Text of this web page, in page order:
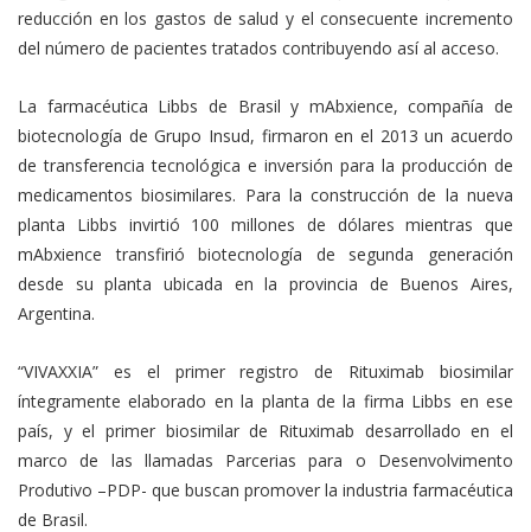
reducción en los gastos de salud y el consecuente incremento
del número de pacientes tratados contribuyendo así al acceso.
La farmacéutica Libbs de Brasil y mAbxience, compañía de
biotecnología de Grupo Insud, firmaron en el 2013 un acuerdo
de transferencia tecnológica e inversión para la producción de
medicamentos biosimilares. Para la construcción de la nueva
planta Libbs invirtió 100 millones de dólares mientras que
mAbxience transfirió biotecnología de segunda generación
desde su planta ubicada en la provincia de Buenos Aires,
Argentina.
“VIVAXXIA” es el primer registro de Rituximab biosimilar
íntegramente elaborado en la planta de la firma Libbs en ese
país, y el primer biosimilar de Rituximab desarrollado en el
marco de las llamadas Parcerias para o Desenvolvimento
Produtivo –PDP- que buscan promover la industria farmacéutica
de Brasil.